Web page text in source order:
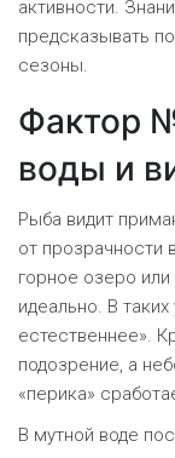
активности.
предсказывать
сезоны.
Фактор
воды и
Рыба видит
от прозрачности
горное озеро
идеально. В
естественнее».
подозрение, а
«перика»
В мутной воде